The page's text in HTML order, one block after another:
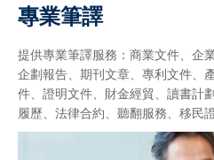
專業筆譯
提供專業筆譯服務：商業文件、企
企劃報告、期刊文章、專利文件、
件、證明文件、財金經貿、讀書計
履歷、法律合約、聽翻服務、移民